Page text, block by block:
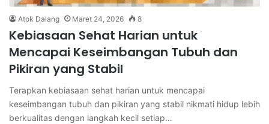
Atok Dalang Maret 24, 2026 8
Kebiasaan Sehat Harian untuk
Mencapai Keseimbangan Tubuh dan
Pikiran yang Stabil
Terapkan kebiasaan sehat harian untuk mencapai
keseimbangan tubuh dan pikiran yang stabil nikmati hidup lebih
berkualitas dengan langkah kecil setiap…